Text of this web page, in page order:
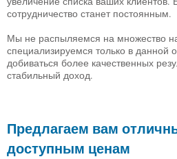
сотрудничество станет постоянным.
Мы не распыляемся на множество
специализируемся только в данной
добиваться более качественных
стабильный доход.
Предлагаем вам
доступным ценам